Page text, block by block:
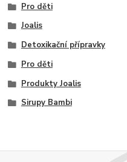
Pro děti
Joalis
Detoxikační přípravky
Pro děti
Produkty Joalis
Sirupy Bambi